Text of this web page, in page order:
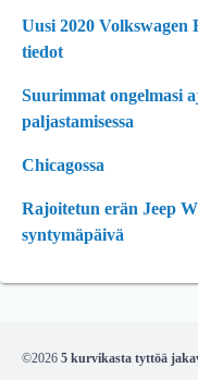
Uusi 2020
tiedot
Suurimmat ongelmasi
paljastamisessa
Chicagossa
Rajoitetun erän Jeep
syntymäpäivä
©2026 5 kurvikasta tyttöä